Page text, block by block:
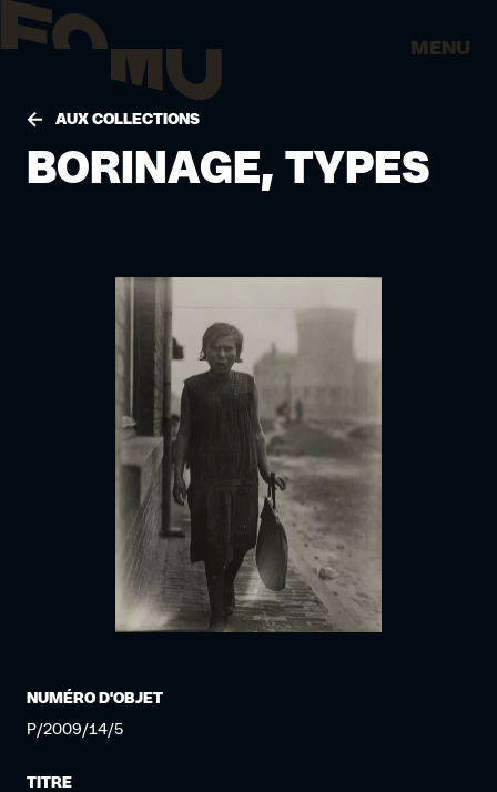
MENU
AUX COLLECTIONS
BORINAGE, TYPES
NUMÉRO D'OBJET
P/2009/14/5
TITRE